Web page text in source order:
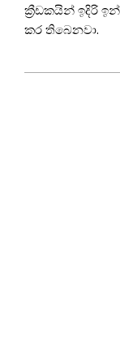
ක්‍රීඩකයින් ඉදිරි
කර තිබෙනවා.